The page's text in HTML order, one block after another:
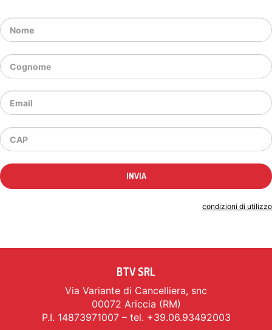
condizioni di utilizzo
BTV SRL
Via Variante di Cancelliera, snc
00072 Ariccia (RM)
P.I. 14873971007 – tel. +39.06.93492003